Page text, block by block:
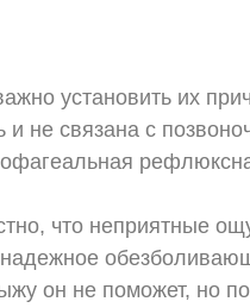
установить их
и не связана с
что неприятные
он не поможет, но